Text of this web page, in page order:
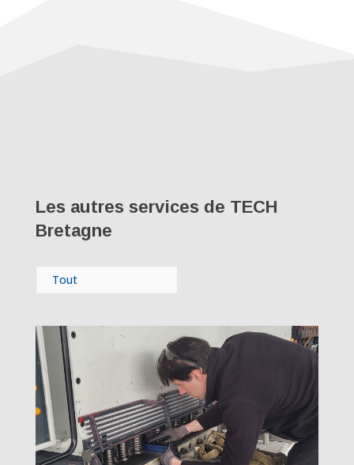
Les autres services de TECH
Bretagne
Tout